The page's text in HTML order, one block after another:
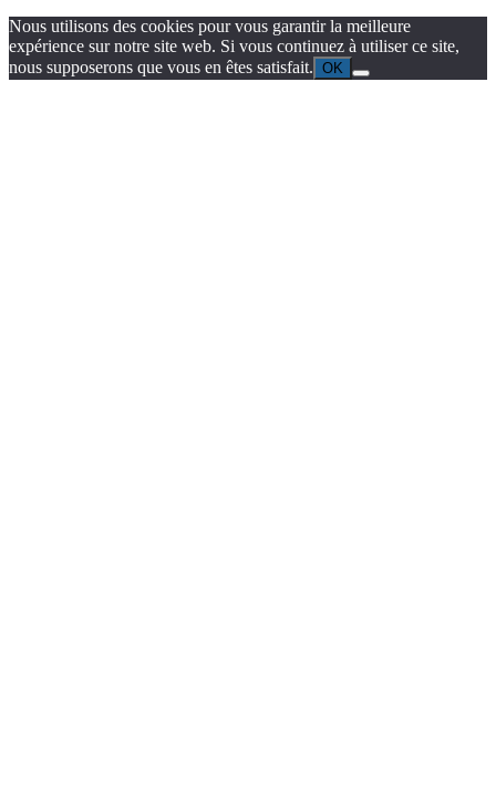
Nous utilisons des cookies pour vous garantir la meilleure
expérience sur notre site web. Si vous continuez à utiliser ce site,
nous supposerons que vous en êtes satisfait. OK